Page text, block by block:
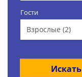
Гости
Взрослые (2)
Искать